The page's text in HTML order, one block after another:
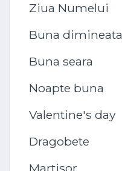
Ziua Numelui
Buna dimineata
Buna seara
Noapte buna
Valentine's day
Dragobete
Martisor